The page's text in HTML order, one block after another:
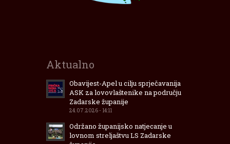
Aktualno
Obavijest-Apel u cilju sprječavanija
ASK za lovovlaštenike na području
Zadarske županije
24.07.2026 - 14:11
Održano županijsko natjecanje u
lovnom streljaštvu LS Zadarske